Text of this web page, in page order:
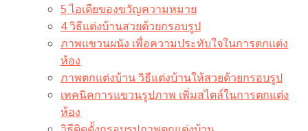
5 ไอเดียของขวัญความหมาย
4 วิธีแต่งบ้านสวยด้วยกรอบรูป
ภาพแขวนผนัง เพื่อความประทับใจในการตกแต่ง
ห้อง
ภาพตกแต่งบ้าน วิธีแต่งบ้านให้สวยด้วยกรอบรูป
เทคนิคการแขวนรูปภาพ เพิ่มสไตล์ในการตกแต่ง
ห้อง